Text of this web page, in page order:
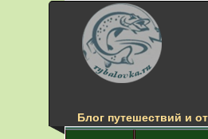
Блог путешествий и